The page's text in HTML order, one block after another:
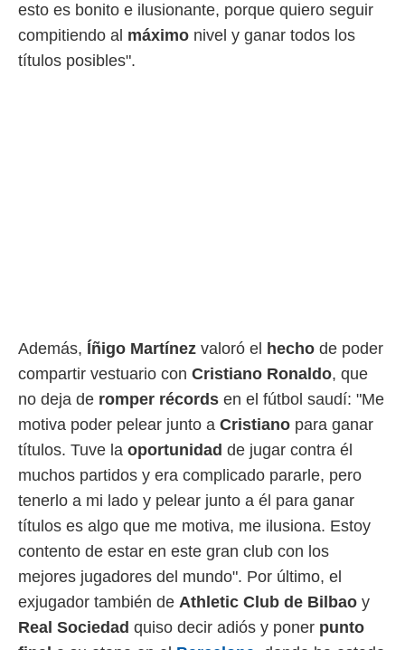
uso de
contenido
medir el
el
de
o a través
de
de
uso de
con el
esto es bonito e ilusionante, porque quiero seguir
compitiendo al máximo nivel y ganar todos los
títulos posibles".
Además, Íñigo Martínez valoró el hecho de poder
compartir vestuario con Cristiano Ronaldo, que
no deja de romper récords en el fútbol saudí: "Me
motiva poder pelear junto a Cristiano para ganar
títulos. Tuve la oportunidad de jugar contra él
muchos partidos y era complicado pararle, pero
tenerlo a mi lado y pelear junto a él para ganar
títulos es algo que me motiva, me ilusiona. Estoy
contento de estar en este gran club con los
mejores jugadores del mundo". Por último, el
exjugador también de Athletic Club de Bilbao y
Real Sociedad quiso decir adiós y poner punto